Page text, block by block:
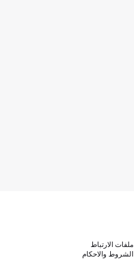
ملفات الارتباط
الشروط والاحكام